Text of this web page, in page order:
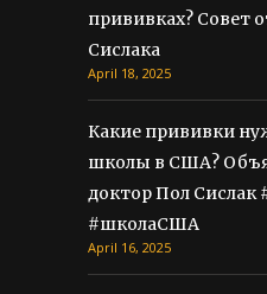
прививках? Совет
Сислака
April 18, 2025
Какие прививки
школы в США?
доктор Пол Сислак
#школаСША
April 16, 2025